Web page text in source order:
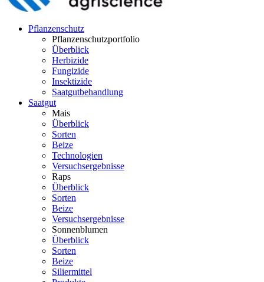
Pflanzenschutz
Pflanzenschutzportfolio
Überblick
Herbizide
Fungizide
Insektizide
Saatgutbehandlung
Saatgut
Mais
Überblick
Sorten
Beize
Technologien
Versuchsergebnisse
Raps
Überblick
Sorten
Beize
Versuchsergebnisse
Sonnenblumen
Überblick
Sorten
Beize
Siliermittel